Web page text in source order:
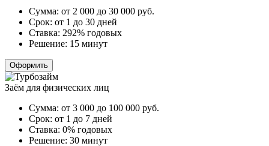
Сумма: от 2 000 до 30 000 руб.
Срок: от 1 до 30 дней
Ставка: 292% годовых
Решение: 15 минут
Оформить
Заём для физических лиц
Сумма: от 3 000 до 100 000 руб.
Срок: от 1 до 7 дней
Ставка: 0% годовых
Решение: 30 минут